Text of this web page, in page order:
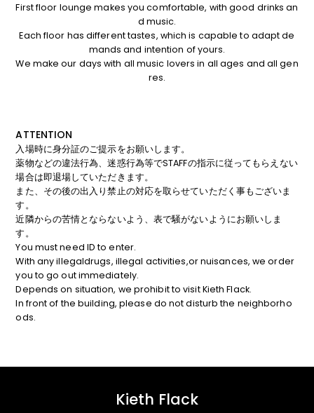
First floor lounge makes you comfortable, with good drinks an
d music.
Each floor has different tastes, which is capable to adapt de
mands and intention of yours.
We make our days with all music lovers in all ages and all gen
res.
ATTENTION
入場時に身分証のご提示をお願いします。
薬物などの違法行為、迷惑行為等でSTAFFの指示に従ってもらえない
場合は即退場していただきます。
また、その後の出入り禁止の対応を取らせていただく事もございま
す。
近隣からの苦情とならないよう、表で騒がないようにお願いしま
す。
You must need ID to enter.
With any illegaldrugs, illegal activities,or nuisances, we order
you to go out immediately.
Depends on situation, we prohibit to visit Kieth Flack.
In front of the building, please do not disturb the neighborho
ods.
Kieth Flack